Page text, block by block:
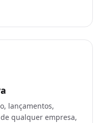
lançamentos,
qualquer empresa,